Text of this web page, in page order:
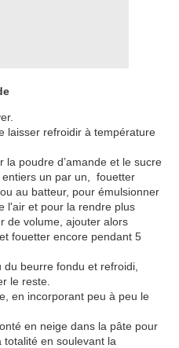
laisser refroidir à température
la poudre d’amande et le sucre
un par un, fouetter
au batteur, pour émulsionner
l'air et pour la rendre plus
de volume, ajouter alors
fouetter encore pendant 5
beurre fondu et refroidi,
le reste.
en incorporant peu à peu le
en neige dans la pâte pour
totalité en soulevant la